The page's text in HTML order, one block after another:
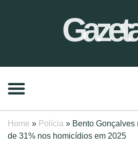
Home » Polícia » Bento Gonçalves
de 31% nos homicídios em 2025